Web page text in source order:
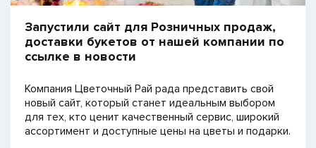
Запустили сайт для Розничных продаж,
доставки букетов от нашей компании по
ссылке в новости
Компания Цветочный Рай рада представить свой
новый сайт, который станет идеальным выбором
для тех, кто ценит качественный сервис, широкий
ассортимент и доступные цены на цветы и подарки.